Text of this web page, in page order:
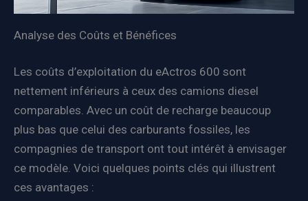
Analyse des Coûts et Bénéfices
Les coûts d’exploitation du eActros 600 sont
nettement inférieurs à ceux des camions diesel
comparables. Avec un coût de recharge beaucoup
plus bas que celui des carburants fossiles, les
compagnies de transport ont tout intérêt à envisager
ce modèle. Voici quelques points clés qui illustrent
ces avantages :